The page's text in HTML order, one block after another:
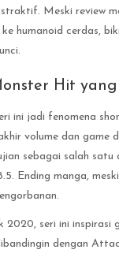
Meski review
humanoid cerdas,
Hit
ini jadi fenomena
volume dan game
sebagai salah
Ending manga,
seri ini inspirasi
dengan